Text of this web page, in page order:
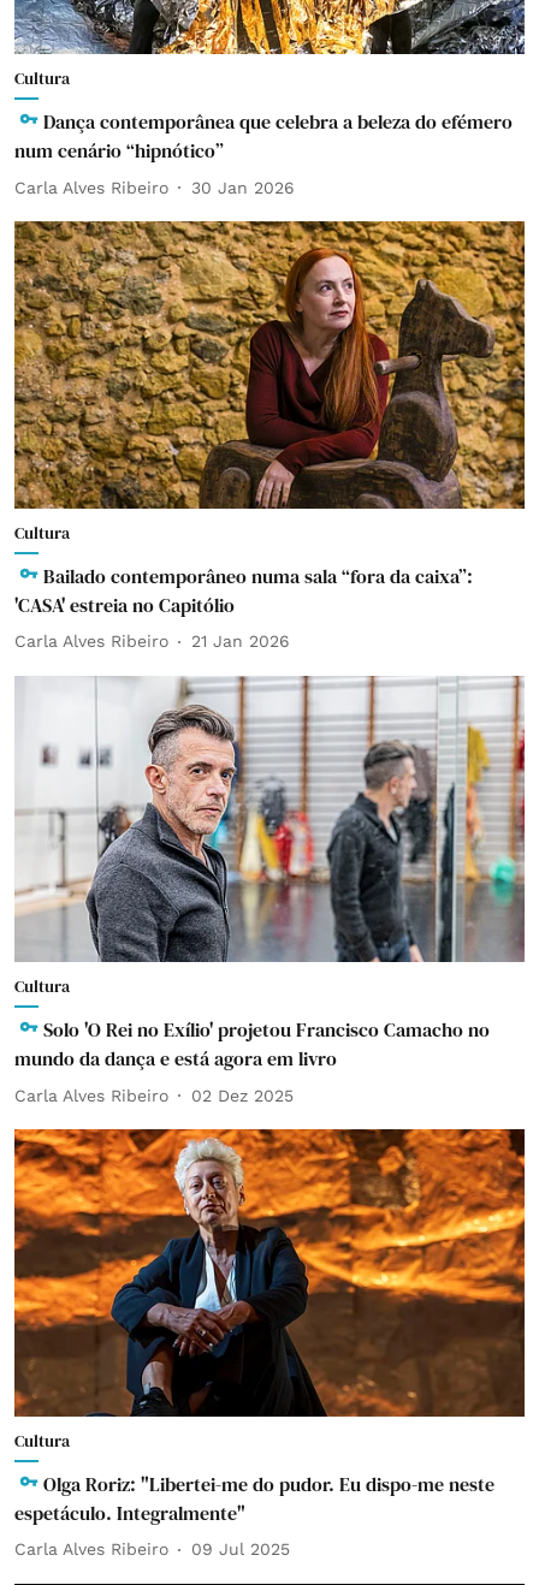
Cultura
Dança contemporânea que celebra a beleza do efémero
num cenário “hipnótico”
Carla Alves Ribeiro 30 Jan 2026
Cultura
Bailado contemporâneo numa sala “fora da caixa”:
'CASA' estreia no Capitólio
Carla Alves Ribeiro 21 Jan 2026
Cultura
Solo 'O Rei no Exílio' projetou Francisco Camacho no
mundo da dança e está agora em livro
Carla Alves Ribeiro 02 Dez 2025
Cultura
Olga Roriz: "Libertei-me do pudor. Eu dispo-me neste
espetáculo. Integralmente"
Carla Alves Ribeiro 09 Jul 2025